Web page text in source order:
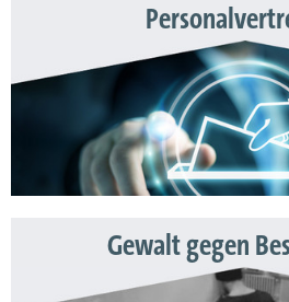
Gewalt gegen